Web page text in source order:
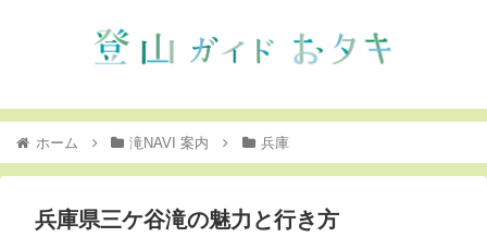
ホーム 滝NAVI 案内 兵庫
兵庫県三ケ谷滝の魅力と行き方